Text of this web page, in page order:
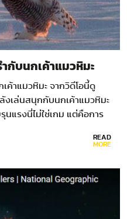
กับนกเค้าแมวหิมะ
ค้าแมวหิมะ จากวิดีโอนี้ดู
งเล่นสนุกกับนกเค้าแมวหิมะ
นแรงนี่ไม่ใช่เกม แต่คือการ
READ
MORE